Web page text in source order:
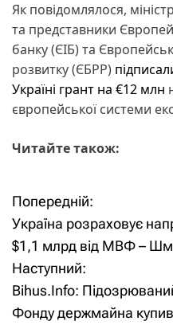
Як повідомлялося,
та представники
банку (ЄІБ) та
розвитку (ЄБРР)
Україні грант на €12 млн
європейської системи
Читайте також:
Н
а
в
і
Попередній:
Україна розраховує
$1,1 млрд від МВФ –
Наступний:
Bihus.Info:
Фонду держмайна